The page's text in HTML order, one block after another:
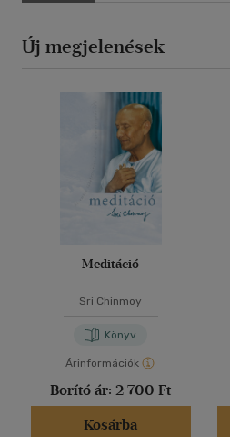
Új megjelenések
Meditáció
Sri Chinmoy
Könyv
Árinformációk
Borító ár: 2 700 Ft
Kosárba